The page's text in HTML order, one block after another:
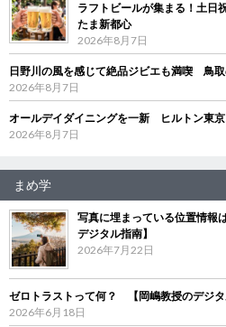
ラフトビールが集まる！土日
たま新都心
2026年8月7日
日野川の風を感じて絶品ジビエも満喫 鳥
2026年8月7日
オールデイダイニングを一新 ヒルトン東
2026年8月7日
まめ学
写真に埋まっている位置情
デジタル指南】
2026年7月22日
ゼロトラストって何？ 【岡嶋教授のデジタ
2026年6月18日